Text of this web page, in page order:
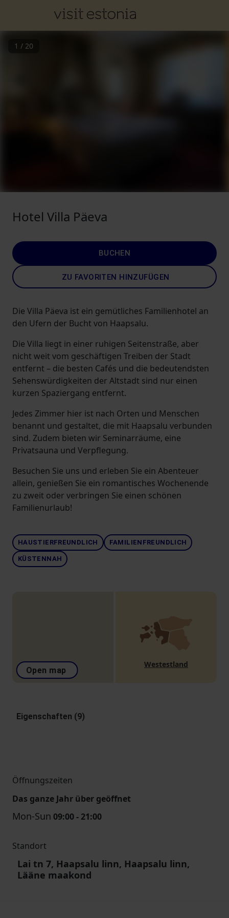
1 / 20
Hotel Villa Päeva
BUCHEN
ZU FAVORITEN HINZUFÜGEN
Die Villa Päeva ist ein gemütliches Familienhotel an
den Ufern der Bucht von Haapsalu.
Die Villa liegt in einer ruhigen Seitenstraße, aber
nicht weit vom geschäftigen Treiben der Stadt
entfernt – die besten Cafés und die bedeutendsten
Sehenswürdigkeiten der Altstadt sind nur einen
kurzen Spaziergang entfernt.
Jedes Zimmer hier ist nach Orten und Menschen
benannt und gestaltet, die mit Haapsalu verbunden
sind. Zudem bieten wir Seminarräume, eine
Privatsauna und Verpflegung.
Besuchen Sie uns und erleben Sie ein Abenteuer
allein, genießen Sie ein romantisches Wochenende
zu zweit oder verbringen Sie einen schönen
Familienurlaub!
HAUSTIERFREUNDLICH FAMILIENFREUNDLICH
KÜSTENNAH
Open map
Westestland
Eigenschaften (9)
Öffnungszeiten
Das ganze Jahr über geöffnet
Mon-Sun 09:00 - 21:00
Standort
Lai tn 7, Haapsalu linn, Haapsalu linn,
Lääne maakond